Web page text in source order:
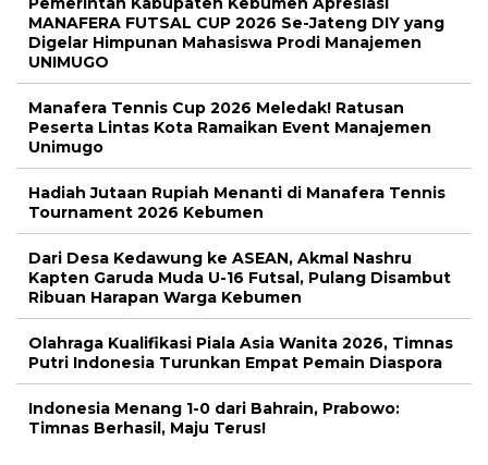
MANAFERA FUTSAL CUP 2026 Se-Jateng DIY yang
Digelar Himpunan Mahasiswa Prodi Manajemen
UNIMUGO
Manafera Tennis Cup 2026 Meledak! Ratusan
Peserta Lintas Kota Ramaikan Event Manajemen
Unimugo
Hadiah Jutaan Rupiah Menanti di Manafera Tennis
Tournament 2026 Kebumen
Dari Desa Kedawung ke ASEAN, Akmal Nashru
Kapten Garuda Muda U-16 Futsal, Pulang Disambut
Ribuan Harapan Warga Kebumen
Olahraga Kualifikasi Piala Asia Wanita 2026, Timnas
Putri Indonesia Turunkan Empat Pemain Diaspora
Indonesia Menang 1-0 dari Bahrain, Prabowo:
Timnas Berhasil, Maju Terus!